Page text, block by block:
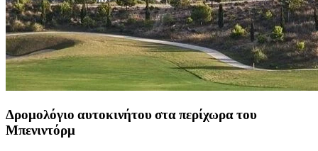
Δρομολόγιο αυτοκινήτου στα περίχωρα του
Μπενιντόρμ